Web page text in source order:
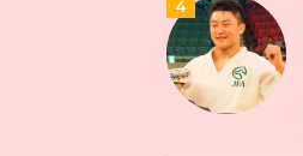
4